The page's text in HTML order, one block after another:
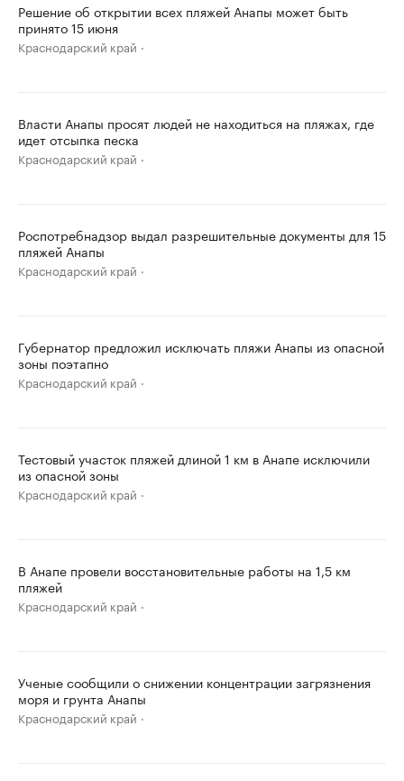
Решение об открытии всех пляжей Анапы может быть
принято 15 июня
Краснодарский край
Власти Анапы просят людей не находиться на пляжах, где
идет отсыпка песка
Краснодарский край
Роспотребнадзор выдал разрешительные документы для 15
пляжей Анапы
Краснодарский край
Губернатор предложил исключать пляжи Анапы из опасной
зоны поэтапно
Краснодарский край
Тестовый участок пляжей длиной 1 км в Анапе исключили
из опасной зоны
Краснодарский край
В Анапе провели восстановительные работы на 1,5 км
пляжей
Краснодарский край
Ученые сообщили о снижении концентрации загрязнения
моря и грунта Анапы
Краснодарский край